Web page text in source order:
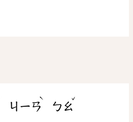
ㄐㄧㄢ
ˋ
ㄅㄠ
ˇ